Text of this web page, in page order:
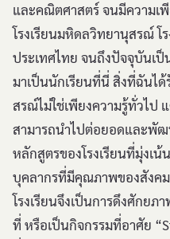
และคณิตศาสตร์ จนมีความเ
โรงเรียนมหิดลวิทยานุสรณ์ โ
ประเทศไทย จนถึงปัจจุบันเป็
มาเป็นนักเรียนที่นี่ สิ่งที่ฉันได้
สรณ์ไม่ใช่เพียงความรู้ทั่วไป
สามารถนำไปต่อยอดและพัฒ
หลักสูตรของโรงเรียนที่มุ่งเ
บุคลากรที่มีคุณภาพของสังคม
โรงเรียนจึงเป็นการดึงศักยภ
ที่ หรือเป็นกิจกรรมที่อาศัย